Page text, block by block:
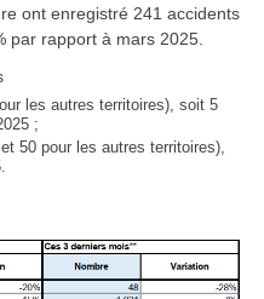
ont enregistré 241 accidents
par rapport à mars 2025.
les autres territoires), soit 5
;
50 pour les autres territoires),